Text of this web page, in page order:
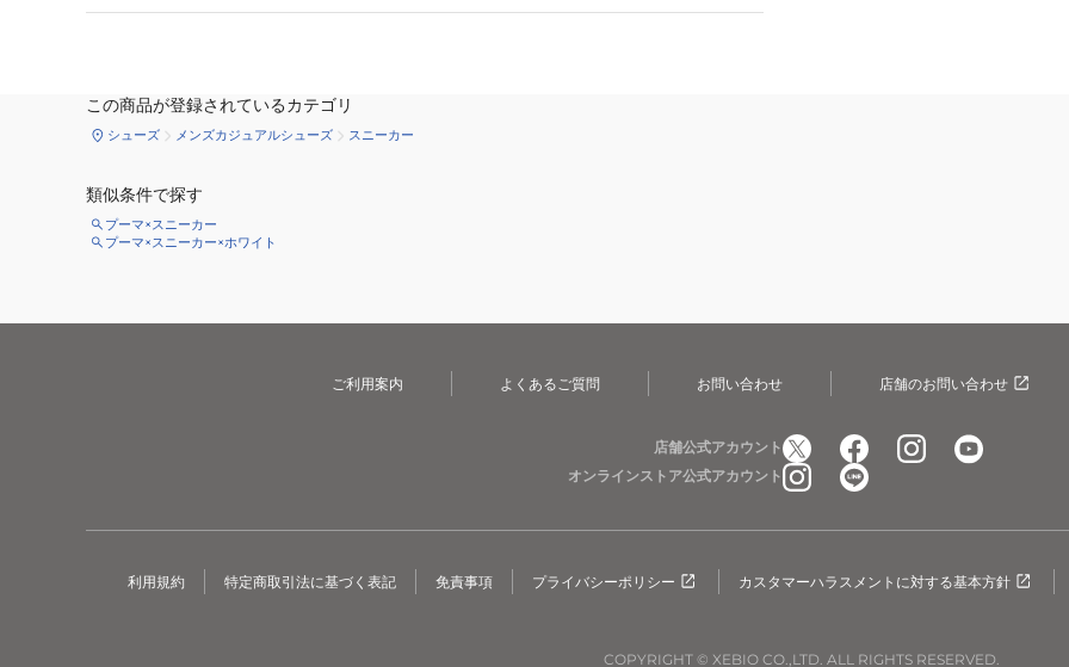
この商品が登録されているカテゴリ
シューズ メンズカジュアルシューズ スニーカー
類似条件で探す
プーマ×スニーカー
プーマ×スニーカー×ホワイト
ご利用案内 よくあるご質問 お問い合わせ 店舗のお問い合わせ
店舗公式アカウント
オンラインストア公式アカウント
利用規約 特定商取引法に基づく表記 免責事項 プライバシーポリシー カスタマーハラスメントに対する基本方針
COPYRIGHT © XEBIO CO.,LTD. ALL RIGHTS RESERVED.